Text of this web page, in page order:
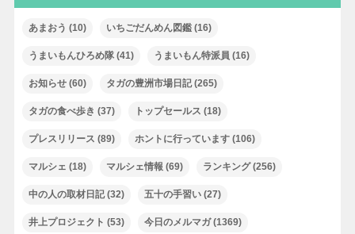
あまおう (10) いちごだんめん図鑑(16)
うまいもんひろめ隊(41) うまいもん特派員 (16)
お知らせ(60) タガの豊洲市場日記(265)
タガの食べ歩き (37) トップセールス (18)
プレスリリース (89) ホントに行っています(106)
マルシェ (18) マルシェ情報 (69) ランキング(256)
中の人の取材日記(32) 五十の手習い(27)
井上プロジェクト (53) 今日のメルマガ(1369)